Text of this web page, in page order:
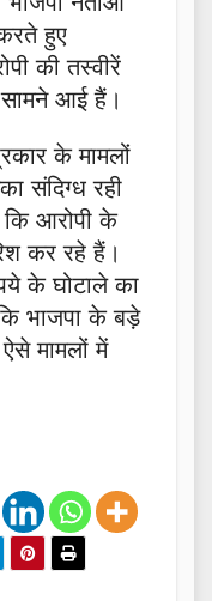
हुए
की तस्वीरें
आई हैं।
के मामलों
संदिग्ध रही
कि आरोपी के
कर रहे हैं।
के घोटाले का
भाजपा के बड़े
मामलों में